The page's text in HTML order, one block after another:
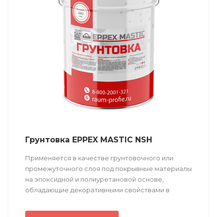
Грунтовка EPPEX MASTIC NSH
Применяется в качестве грунтовочного или
промежуточного слоя под покрывные материалы
на эпоксидной и полиуретановой основе,
обладающие декоративными свойствами в